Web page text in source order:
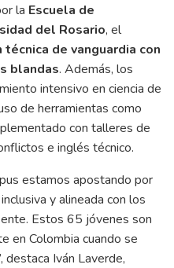
la Escuela de
del Rosario, el
de vanguardia con
blandas. Además, los
intensivo en ciencia de
de herramientas como
con talleres de
e inglés técnico.
estamos apostando por
y alineada con los
Estos 65 jóvenes son
en Colombia cuando se
destaca Iván Laverde,